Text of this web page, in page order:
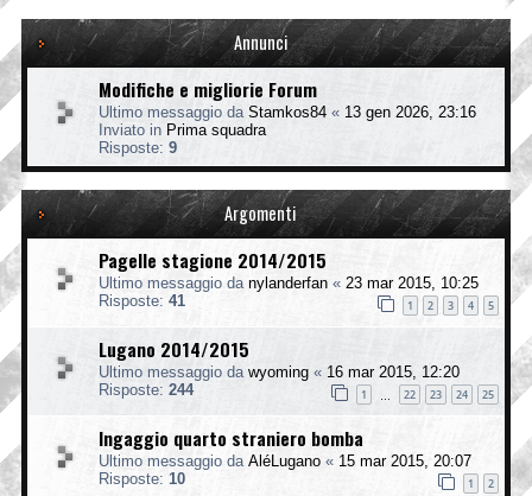
Annunci
Modifiche e migliorie Forum
Ultimo messaggio da Stamkos84 « 13 gen 2026, 23:16
Inviato in Prima squadra
Risposte: 9
Argomenti
Pagelle stagione 2014/2015
Ultimo messaggio da nylanderfan « 23 mar 2015, 10:25
Risposte: 41 1 2 3 4 5
Lugano 2014/2015
Ultimo messaggio da wyoming « 16 mar 2015, 12:20
Risposte: 244 1 22 23 24 25
Ingaggio quarto straniero bomba
Ultimo messaggio da AléLugano « 15 mar 2015, 20:07
Risposte: 10 1 2